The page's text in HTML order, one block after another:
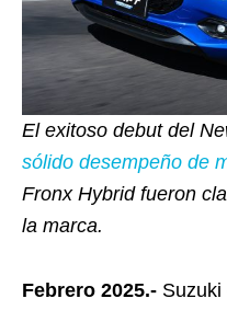
El exitoso debut del
sólido desempeño de
Fronx Hybrid fueron
la marca.
Febrero 2025.-